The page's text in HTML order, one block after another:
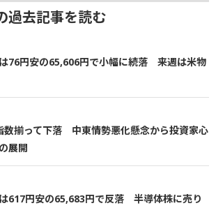
過去記事を読む
は76円安の65,606円で小幅に続落 来週は米物
数揃って下落 中東情勢悪化懸念から投資家心
展開
は617円安の65,683円で反落 半導体株に売り